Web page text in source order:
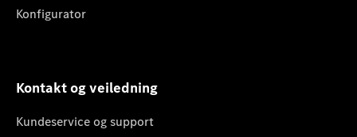
Konfigurator
Kontakt og veiledning
Kundeservice og support